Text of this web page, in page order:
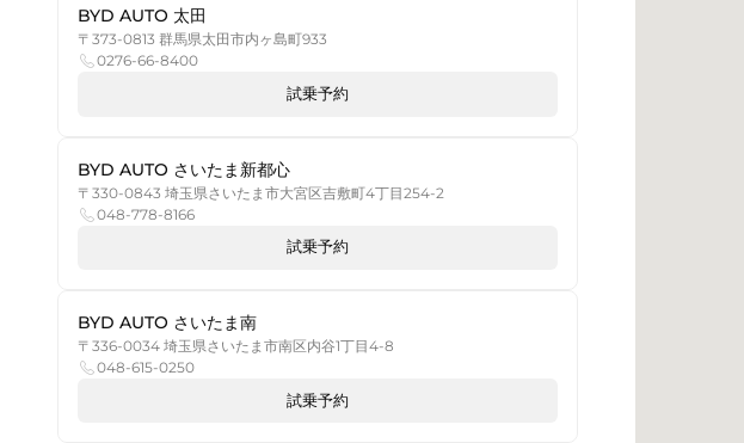
BYD AUTO 太田
〒373-0813 群馬県太田市内ヶ島町933
0276-66-8400
試乗予約
BYD AUTO さいたま新都心
〒330-0843 埼玉県さいたま市大宮区吉敷町4丁目254-2
048-778-8166
試乗予約
BYD AUTO さいたま南
〒336-0034 埼玉県さいたま市南区内谷1丁目4-8
048-615-0250
試乗予約